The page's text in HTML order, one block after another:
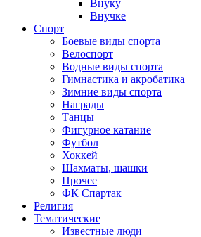
Внуку
Внучке
Спорт
Боевые виды спорта
Велоспорт
Водные виды спорта
Гимнастика и акробатика
Зимние виды спорта
Награды
Танцы
Фигурное катание
Футбол
Хоккей
Шахматы, шашки
Прочее
ФК Спартак
Религия
Тематические
Известные люди